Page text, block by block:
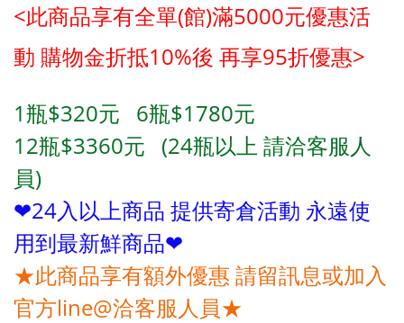
<此商品享有全單(館)滿5000元優惠活
動 購物金折抵10%後 再享95折優惠>
1瓶$320元 6瓶$1780元
12瓶$3360元 (24瓶以上 請洽客服人
員)
❤24入以上商品 提供寄倉活動 永遠使
用到最新鮮商品❤
★此商品享有額外優惠 請留訊息或加入
官方line@洽客服人員★